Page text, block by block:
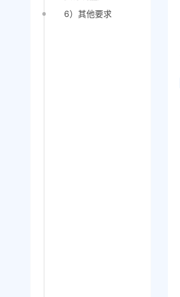
6）其他要求